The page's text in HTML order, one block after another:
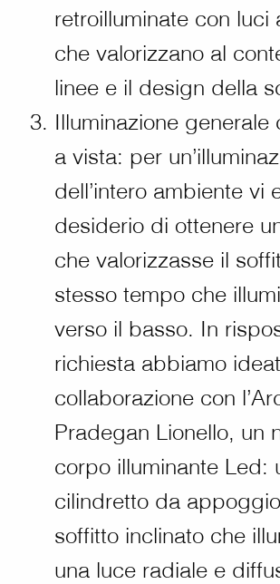
retroilluminate con luci
che valorizzano al
linee e il design della
Illuminazione generale
a vista: per
dell’intero ambiente vi
desiderio di ottenere
che valorizzasse il
stesso tempo che
verso il basso. In
richiesta abbiamo
collaborazione con
Pradegan Lionello, un
corpo illuminante Led:
cilindretto da
soffitto inclinato che
una luce radiale e